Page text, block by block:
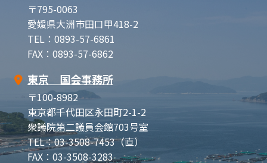
〒795-0063
愛媛県大洲市田口甲418-2
TEL：0893-57-6861
FAX：0893-57-6862
東京 国会事務所
〒100-8982
東京都千代田区永田町2-1-2
衆議院第二議員会館703号室
TEL：03-3508-7453（直）
FAX：03-3508-3283